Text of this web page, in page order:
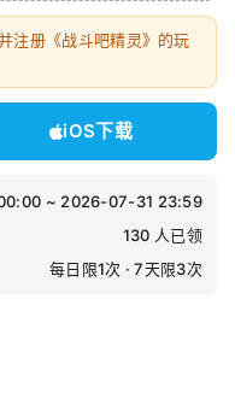
注册《战斗吧精灵》的玩
iOS下载
~ 2026-07-31 23:59
130 人已领
每日限1次 · 7天限3次